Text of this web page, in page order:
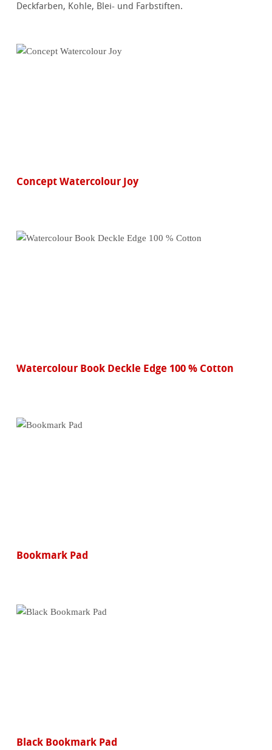
Deckfarben, Kohle, Blei- und Farbstiften.
Concept Watercolour Joy
Watercolour Book Deckle Edge 100 % Cotton
Bookmark Pad
Black Bookmark Pad